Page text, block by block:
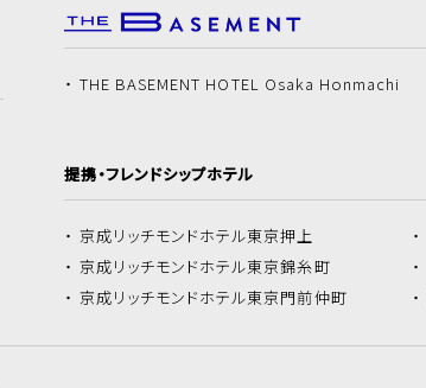
THE BASEMENT HOTEL Osaka Honmachi
提携・フレンドシップホテル
京成リッチモンドホテル東京押上
京成リッチモンドホテル東京錦糸町
京成リッチモンドホテル東京門前仲町